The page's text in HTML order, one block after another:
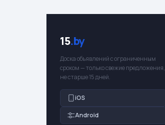
15.by
Доска объявлений с ограниченным
сроком — только свежие предложения,
не старше 15 дней.
iOS
Android